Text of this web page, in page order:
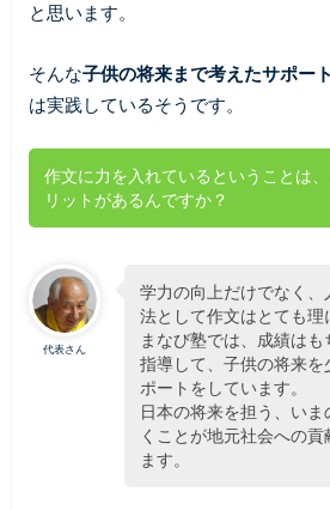
と思います。
そんな子供の将来まで考えたサポート
は実践しているそうです。
作文に力を入れているということは
リットがあるんですか？
代表さん
学力の向上だけでなく
法として作文はとても理
まなび塾では、成績は
指導して、子供の将来
ポートをしています。
日本の将来を担う、い
くことが地元社会への
ます。